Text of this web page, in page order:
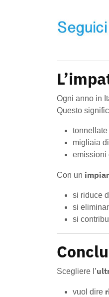
Ogni anno in
Questo
tonnellate
migliaia
emissioni
Con un
si riduce
si
si
Scegliere l’
vuol dire